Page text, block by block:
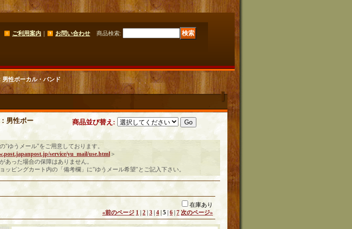
ご利用案内 お問い合わせ 商品検索:
男性ボーカル・バンド
男性ボー
商品並び替え :
"ゆうメール"をご用意しております。
service/yu_mail/use.html ＞
った場合の保障はありません。
ッピングカート内の「備考欄」に"ゆうメール希望"とご記入下さい。
在庫あり
«前のページ 1 2 3 4 5 6 7 次のページ»